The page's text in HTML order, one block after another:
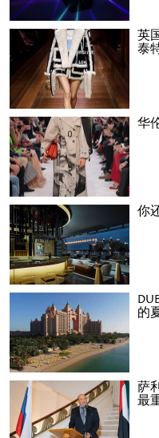
英
泰
华
你
的
萨
最